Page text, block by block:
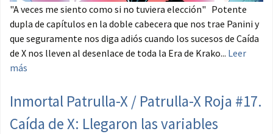
"A veces me siento como si no tuviera elección" Potente
dupla de capítulos en la doble cabecera que nos trae Panini y
que seguramente nos diga adiós cuando los sucesos de Caída
de X nos lleven al desenlace de toda la Era de Krako... Leer
más
Inmortal Patrulla-X / Patrulla-X Roja #17.
Caída de X: Llegaron las variables